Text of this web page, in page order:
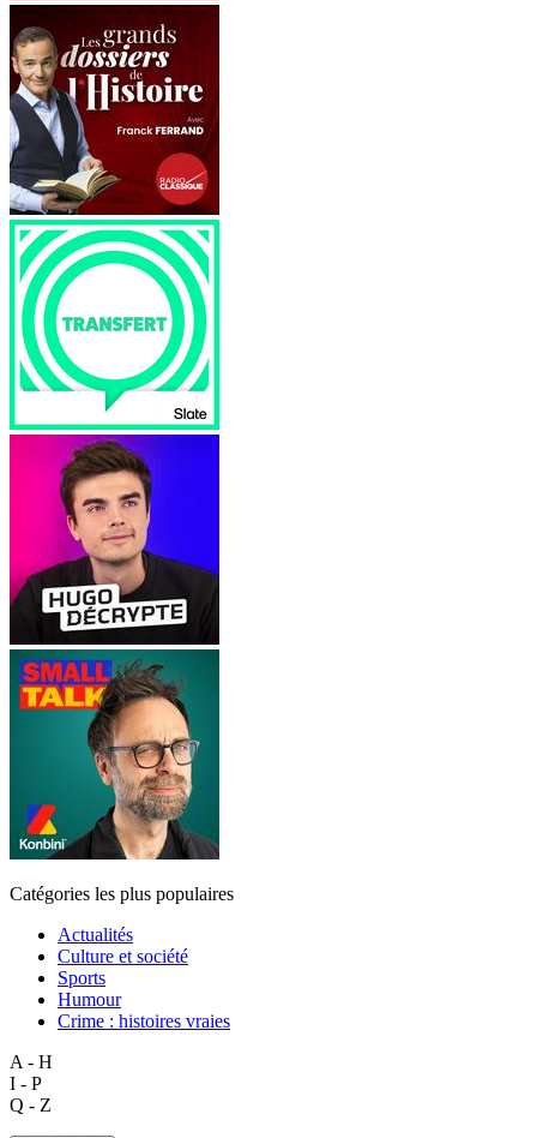
Catégories les plus populaires
Actualités
Culture et société
Sports
Humour
Crime : histoires vraies
A - H
I - P
Q - Z